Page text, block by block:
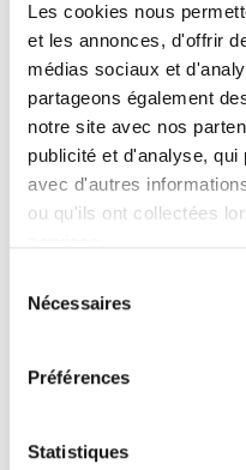
Les cookies nous
et les annonces, d'offrir
médias sociaux et
partageons également
notre site avec nos
publicité et d'analyse,
avec d'autres
ou qu'ils ont collectées
Nécessaires
Préférences
Statistiques
Name*
Firstname*
Email*
Subject*